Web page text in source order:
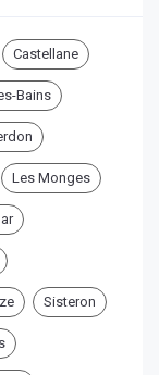
Castellane
Bains
Les Monges
Sisteron